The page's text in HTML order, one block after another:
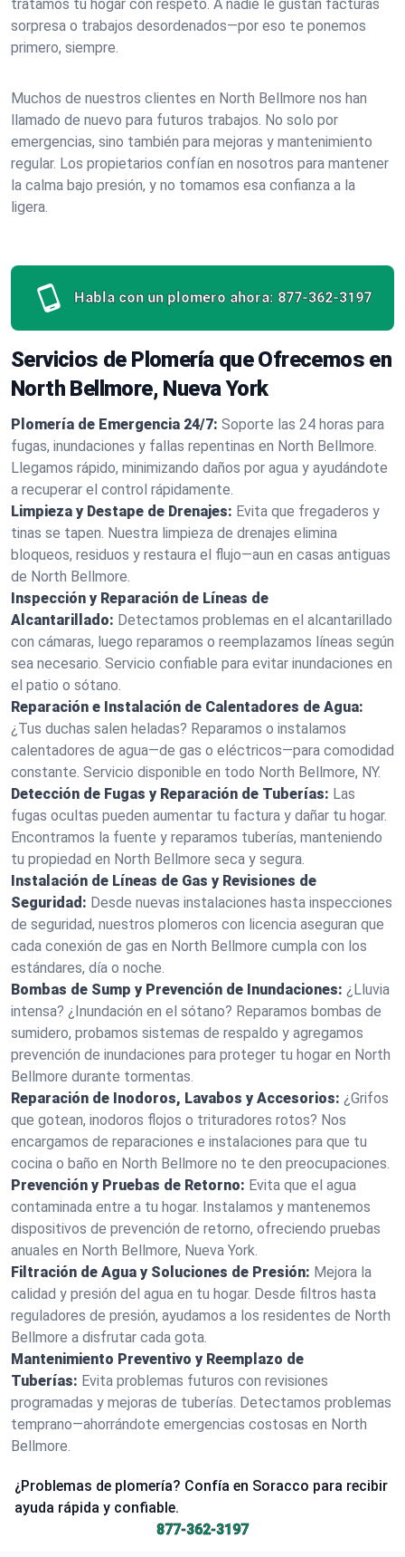
tratamos tu hogar con respeto. A nadie le gustan facturas
sorpresa o trabajos desordenados—por eso te ponemos
primero, siempre.
Muchos de nuestros clientes en North Bellmore nos han
llamado de nuevo para futuros trabajos. No solo por
emergencias, sino también para mejoras y mantenimiento
regular. Los propietarios confían en nosotros para mantener
la calma bajo presión, y no tomamos esa confianza a la
ligera.
Habla con un plomero ahora: 877-362-3197
Servicios de Plomería que Ofrecemos en
North Bellmore, Nueva York
Plomería de Emergencia 24/7: Soporte las 24 horas para
fugas, inundaciones y fallas repentinas en North Bellmore.
Llegamos rápido, minimizando daños por agua y ayudándote
a recuperar el control rápidamente.
Limpieza y Destape de Drenajes: Evita que fregaderos y
tinas se tapen. Nuestra limpieza de drenajes elimina
bloqueos, residuos y restaura el flujo—aun en casas antiguas
de North Bellmore.
Inspección y Reparación de Líneas de
Alcantarillado: Detectamos problemas en el alcantarillado
con cámaras, luego reparamos o reemplazamos líneas según
sea necesario. Servicio confiable para evitar inundaciones en
el patio o sótano.
Reparación e Instalación de Calentadores de Agua:
¿Tus duchas salen heladas? Reparamos o instalamos
calentadores de agua—de gas o eléctricos—para comodidad
constante. Servicio disponible en todo North Bellmore, NY.
Detección de Fugas y Reparación de Tuberías: Las
fugas ocultas pueden aumentar tu factura y dañar tu hogar.
Encontramos la fuente y reparamos tuberías, manteniendo
tu propiedad en North Bellmore seca y segura.
Instalación de Líneas de Gas y Revisiones de
Seguridad: Desde nuevas instalaciones hasta inspecciones
de seguridad, nuestros plomeros con licencia aseguran que
cada conexión de gas en North Bellmore cumpla con los
estándares, día o noche.
Bombas de Sump y Prevención de Inundaciones: ¿Lluvia
intensa? ¿Inundación en el sótano? Reparamos bombas de
sumidero, probamos sistemas de respaldo y agregamos
prevención de inundaciones para proteger tu hogar en North
Bellmore durante tormentas.
Reparación de Inodoros, Lavabos y Accesorios: ¿Grifos
que gotean, inodoros flojos o trituradores rotos? Nos
encargamos de reparaciones e instalaciones para que tu
cocina o baño en North Bellmore no te den preocupaciones.
Prevención y Pruebas de Retorno: Evita que el agua
contaminada entre a tu hogar. Instalamos y mantenemos
dispositivos de prevención de retorno, ofreciendo pruebas
anuales en North Bellmore, Nueva York.
Filtración de Agua y Soluciones de Presión: Mejora la
calidad y presión del agua en tu hogar. Desde filtros hasta
reguladores de presión, ayudamos a los residentes de North
Bellmore a disfrutar cada gota.
Mantenimiento Preventivo y Reemplazo de
Tuberías: Evita problemas futuros con revisiones
programadas y mejoras de tuberías. Detectamos problemas
temprano—ahorrándote emergencias costosas en North
Bellmore.
¿Problemas de plomería? Confía en Soracco para recibir
ayuda rápida y confiable.
877-362-3197